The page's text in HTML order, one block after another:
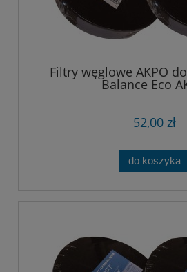
Filtry węglowe AKPO
Balance Eco
52,00 zł
do koszyka